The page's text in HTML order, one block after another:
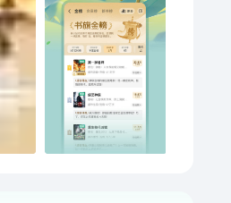
清明上河图密码》张颂
一家人屡破奇案，守护东
成、王玉雯领衔主演，
弟到逐渐动心，发展为
亦菲、佟大为主演，讲
情感心路。《橙色光
演《蔷薇风暴》原著，